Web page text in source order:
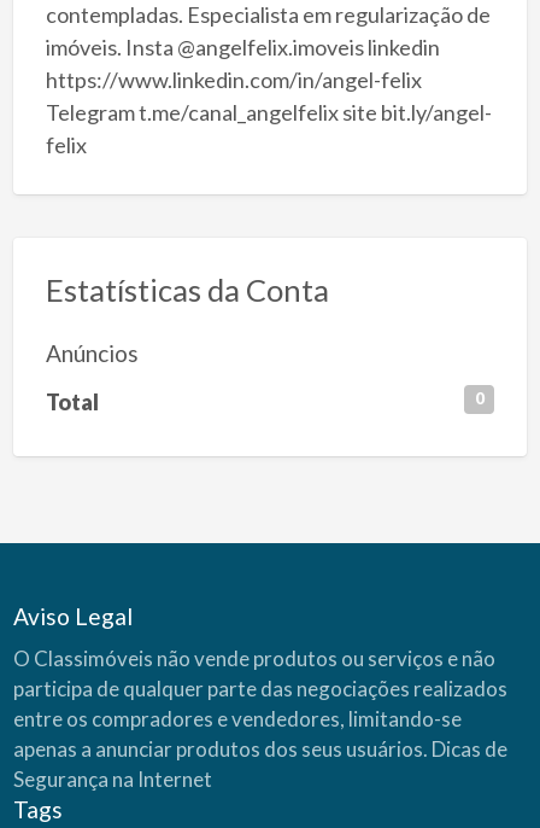
contempladas. Especialista em regularização de
imóveis. Insta @angelfelix.imoveis linkedin
https://www.linkedin.com/in/angel-felix
Telegram t.me/canal_angelfelix site bit.ly/angel-
felix
Estatísticas da Conta
Anúncios
Total 0
Aviso Legal
O Classimóveis não vende produtos ou serviços e não
participa de qualquer parte das negociações realizados
entre os compradores e vendedores, limitando-se
apenas a anunciar produtos dos seus usuários. Dicas de
Segurança na Internet
Tags